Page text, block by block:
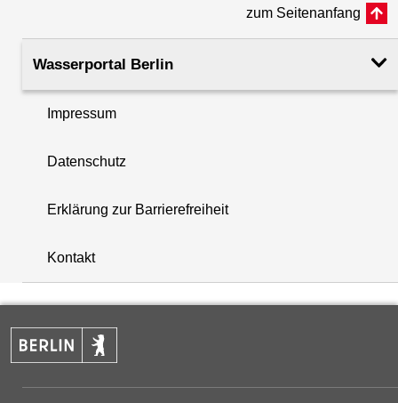
41.47
Filterunterkante
+
−
zum Seitenanfang
Wasserportal Berlin
Impressum
Datenschutz
Erklärung zur Barrierefreiheit
Kontakt